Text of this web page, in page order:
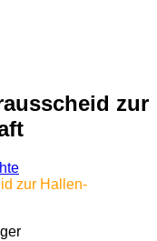
zur
zur Hallen-